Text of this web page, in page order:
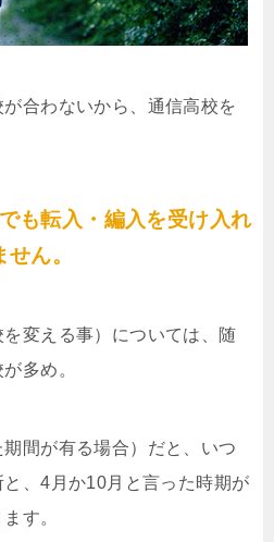
合わないから、通信高校を
も転入・編入を受け入れ
ん。
変える事）については、随
多め。
間が有る場合）だと、いつ
、4月か10月と言った時期が
す。